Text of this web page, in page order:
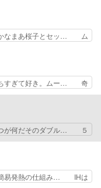
猫と… 猫と科学が大好
ー… 文明を理解するた
…
合わせたから… 家電の
一緒に学べ… えっ、こ
ニメとか… 今回もムー
して何や… 失敗させる前
さ… 個人的にはムーム
… 先輩たちがいい味出
かなまあ桜子とセッ… ム
、自動ドアに… 電気工
分も子供の… パジャマ
になってし… 家電の仕組
育ものだ… めっちゃ家電
部… ヒロインの髪型が
ー… ①日々は過ぎれど飯
ちすぎて好き。ムー… 奇
れる科学的素養と… その
いけどね。ハ… どのよ
ていたので… 部長が暴
たな。…も… 自分はアレ
止のもの… 科学に対して
出… 今回一番の謎は、
… 楽しい〜かっこよか
つが何だそのダブル… ５
デマに騙される情… 「マ
かも）漫画２… 新人2
った壊れて… 知見が浅
いし、なん… 「電磁波は
のだけど… ムクドリのく
簡易発熱の仕組み… IHは